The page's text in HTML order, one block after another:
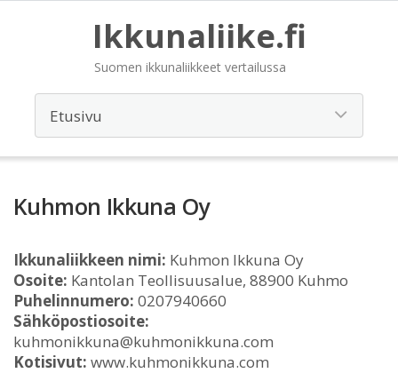
Ikkunaliike.fi
Suomen ikkunaliikkeet vertailussa
Kuhmon Ikkuna Oy
Ikkunaliikkeen nimi: Kuhmon Ikkuna Oy
Osoite: Kantolan Teollisuusalue, 88900 Kuhmo
Puhelinnumero: 0207940660
Sähköpostiosoite:
kuhmonikkuna@kuhmonikkuna.com
Kotisivut: www.kuhmonikkuna.com